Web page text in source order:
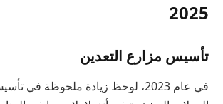
2025
تأسيس مزارع التعدين
في عام 2023، لوحظ زيادة ملحوظة في